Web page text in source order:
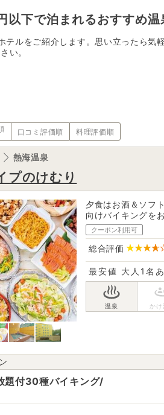
以下で泊まれるおすすめ温
ルをご紹介します。思い立ったら気
い。
口コミ評価順 料理評価順
熱海温泉
プのけむり
夕食はお酒＆ソフ
向けバイキングを
クーポン利用可
総合評価
最安値 大人1名
題付30種バイキング/